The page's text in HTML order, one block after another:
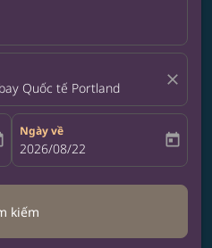
Quốc tế Portland close
label
Ngày về
fc-booking-return-date-aria-label
2026/08/22 today
kiếm